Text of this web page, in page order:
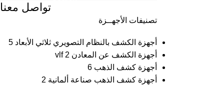
تواصل معنا
تصنيفات الأجهــزة
أجهزة الكشف بالنظام التصويري ثلاثي الأبعاد 5
أجهزة الكشف عن المعادن vlf 2
أجهزة كشف الذهب 6
أجهزة كشف الذهب صناعة ألمانية 2